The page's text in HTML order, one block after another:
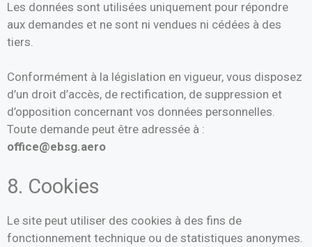
Les données sont utilisées uniquement pour répondre
aux demandes et ne sont ni vendues ni cédées à des
tiers.
Conformément à la législation en vigueur, vous disposez
d’un droit d’accès, de rectification, de suppression et
d’opposition concernant vos données personnelles.
Toute demande peut être adressée à :
office@ebsg.aero
8. Cookies
Le site peut utiliser des cookies à des fins de
fonctionnement technique ou de statistiques anonymes.